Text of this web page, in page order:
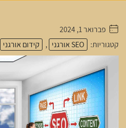
. . . . .פברואר 1, 2024
קטגוריות:
SEO אורגני , קידום אורגני